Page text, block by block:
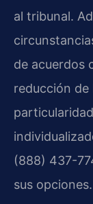
al tribunal.
de acuerdos
reducción de
(888) 437-
sus opciones.